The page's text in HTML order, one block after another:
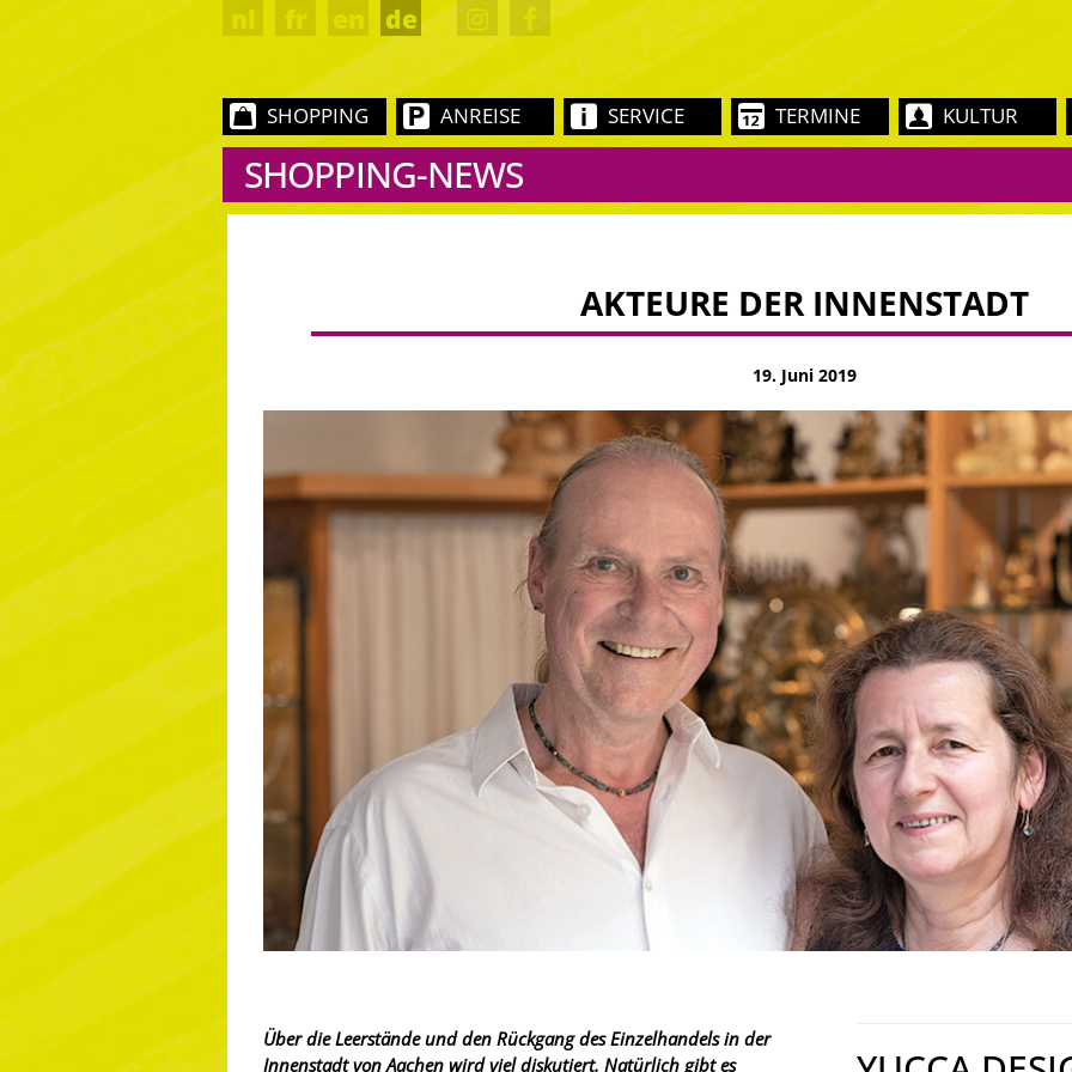
nl en de
SHOPPING ANREISE SERVICE TERMINE KULTUR
SHOPPING-NEWS
AKTEURE DER INNENSTADT
19. Juni 2019
Über die Leerstände und den Rückgang des Einzelhandels in der
Innenstadt von Aachen wird viel diskutiert. Natürlich gibt es